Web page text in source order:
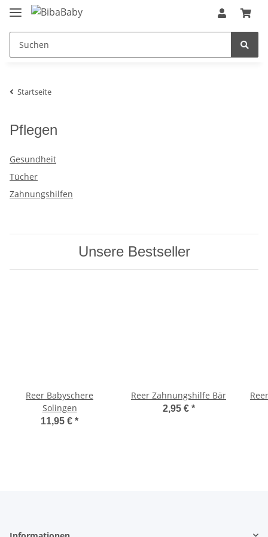
Startseite
Pflegen
Gesundheit
Tücher
Zahnungshilfen
Unsere Bestseller
Reer Babyschere
Solingen
11,95 € *
Reer Zahnungshilfe Bär
2,95 € *